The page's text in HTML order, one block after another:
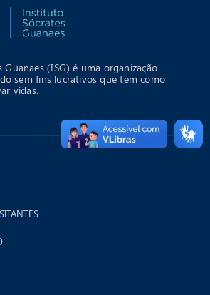
(ISG) é uma organização
sem fins lucrativos que tem como
vidas.